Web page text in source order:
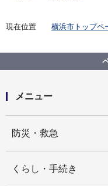
現在位置 横浜市トップペ
横浜市の図書館
横浜市の図書
メニュー
防災・救急
くらし・手続き